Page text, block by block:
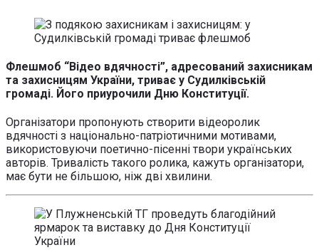
Флешмоб “Відео вдячності”, адресований захисникам
та захисницям України, триває у Судилківській
громаді. Його приурочили Дню Конституції.
Організатори пропонують створити відеоролик
вдячності з національно-патріотичними мотивами,
використовуючи поетично-пісенні твори українських
авторів. Тривалість такого ролика, кажуть організатори,
має бути не більшою, ніж дві хвилини.